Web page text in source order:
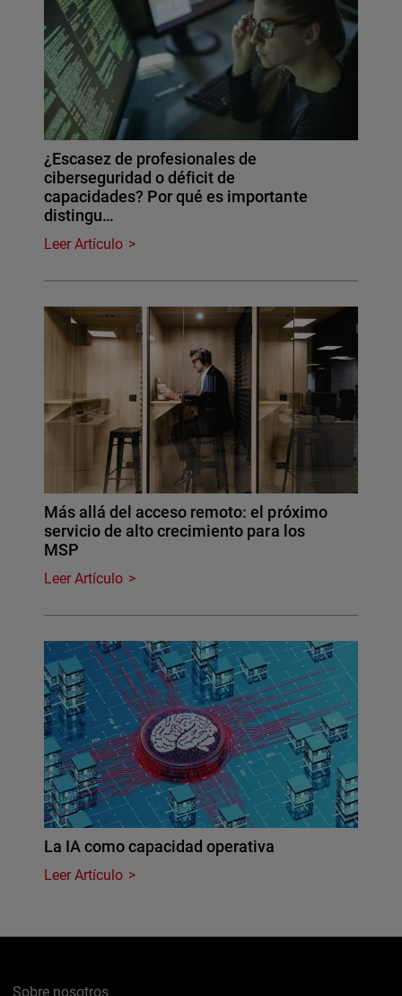
¿Escasez de profesionales de
ciberseguridad o déficit de
capacidades? Por qué es importante
distingu…
Leer Artículo
Más allá del acceso remoto: el próximo
servicio de alto crecimiento para los
MSP
Leer Artículo
La IA como capacidad operativa
Leer Artículo
Sobre nosotros